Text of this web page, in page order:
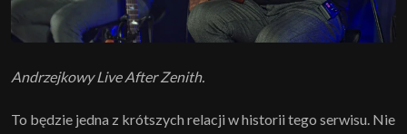
Andrzejkowy Live After Zenith.
To będzie jedna z krótszych relacji w historii tego serwisu. Nie